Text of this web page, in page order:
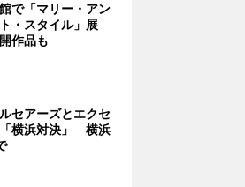
で「マリー・アン
ト・スタイル」展
作品も
セアーズとエクセ
横浜対決」 横浜